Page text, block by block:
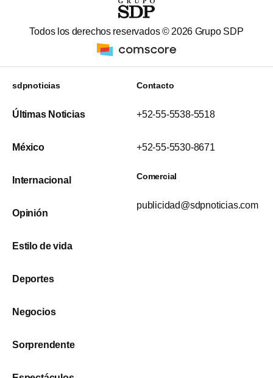
Todos los derechos reservados © 2026 Grupo SDP
sdpnoticias
Últimas Noticias
México
Internacional
Opinión
Estilo de vida
Deportes
Negocios
Sorprendente
Contacto
+52-55-5538-5518
+52-55-5530-8671
Comercial
publicidad@sdpnoticias.com